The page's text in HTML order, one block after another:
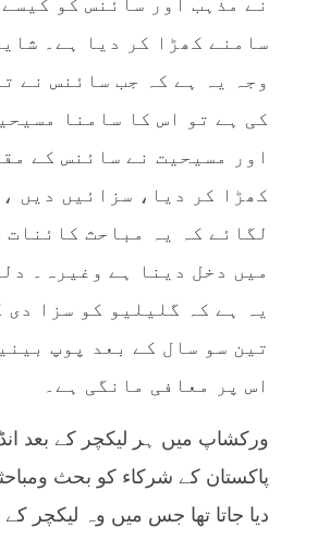
نے مذہب اور سائنس کو
سامنے کھڑا کر دیا ہے۔
وجہ یہ ہے کہ جب سائنس نے
کی ہے تو اس کا سامنا
اور مسیحیت نے سائنس کے
کھڑا کر دیا، سزائیں دیں
لگائے کہ یہ مباحث کائنات
میں دخل دینا ہے وغیرہ۔
یہ ہے کہ گلیلیو کو سزا دی
تین سو سال کے بعد پوپ
اس پر معافی مانگی ہے۔
ورکشاپ میں ہر لیکچر کے بعد
پاکستان کے شرکاء کو بحث
دیا جاتا تھا جس میں وہ لیکچر کے